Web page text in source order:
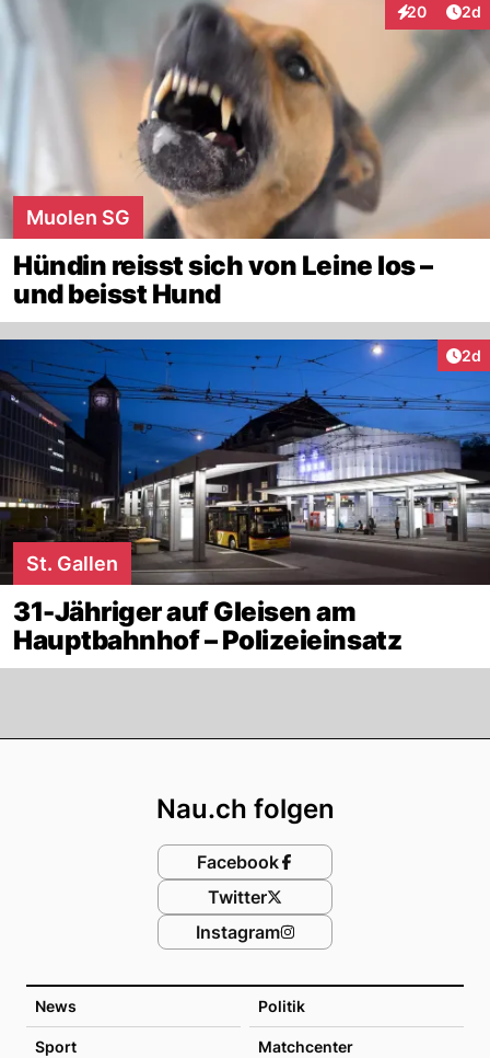
20
Interaktionen
2d
Muolen SG
Hündin reisst sich von Leine los –
und beisst Hund
2d
St. Gallen
31-Jähriger auf Gleisen am
Hauptbahnhof – Polizeieinsatz
News Politik
Sport Matchcenter
Nau.ch folgen
Facebook
Twitter
Instagram